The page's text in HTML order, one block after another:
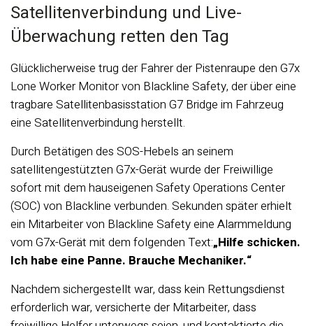
Satellitenverbindung und Live-
Überwachung retten den Tag
Glücklicherweise trug der Fahrer der Pistenraupe den G7x
Lone Worker Monitor von Blackline Safety, der über eine
tragbare Satellitenbasisstation G7 Bridge im Fahrzeug
eine Satellitenverbindung herstellt.
Durch Betätigen des SOS-Hebels an seinem
satellitengestützten G7x-Gerät wurde der Freiwillige
sofort mit dem hauseigenen Safety Operations Center
(SOC) von Blackline verbunden. Sekunden später erhielt
ein Mitarbeiter von Blackline Safety eine Alarmmeldung
vom G7x-Gerät mit dem folgenden Text:„Hilfe schicken.
Ich habe eine Panne. Brauche Mechaniker.“
Nachdem sichergestellt war, dass kein Rettungsdienst
erforderlich war, versicherte der Mitarbeiter, dass